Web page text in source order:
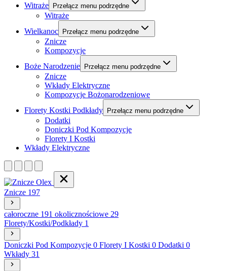
Witraże
Przełącz menu podrzędne
Witraże
Wielkanoc
Przełącz menu podrzędne
Znicze
Kompozycje
Boże Narodzenie
Przełącz menu podrzędne
Znicze
Wkłady Elektryczne
Kompozycje Bożonarodzeniowe
Florety Kostki Podkłady
Przełącz menu podrzędne
Dodatki
Doniczki Pod Kompozycje
Florety I Kostki
Wkłady Elektryczne
Znicze 197
całoroczne 191 okolicznościowe 29
Florety/Kostki/Podkłady 1
Doniczki Pod Kompozycje 0 Florety I Kostki 0 Dodatki 0
Wkłady 31